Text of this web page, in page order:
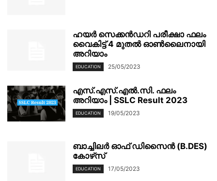
ഹയർ സെക്കൻഡറി പരീക്ഷാ ഫലം
വൈകിട്ട് 4 മുതൽ ഓൺലൈനായി
അറിയാം
EDUCATION 25/05/2023
എസ്.എസ്.എൽ.സി. ഫലം
അറിയാം | SSLC Result 2023
EDUCATION 19/05/2023
ബാച്ചിലർ ഓഫ് ഡിസൈൻ (B.DES)
കോഴ്‌സ്
EDUCATION 17/05/2023